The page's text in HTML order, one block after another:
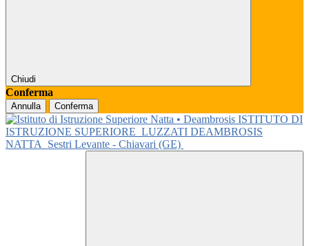
Chiudi
Conferma
Annulla Conferma
ISTITUTO DI
ISTRUZIONE SUPERIORE LUZZATI DEAMBROSIS
NATTA
Sestri Levante - Chiavari (GE)